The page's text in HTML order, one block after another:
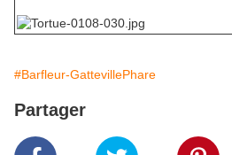
#Barfleur-GattevillePhare
Partager